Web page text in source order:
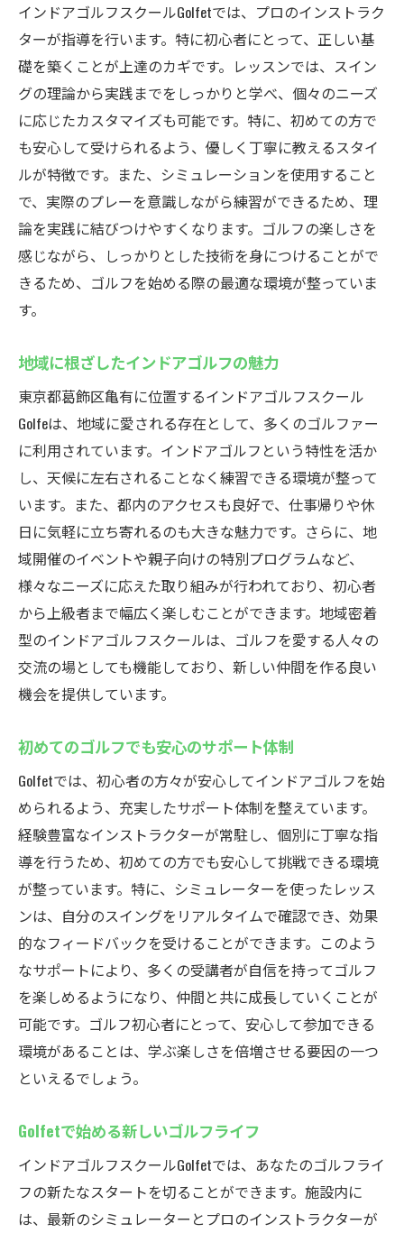
インドアゴルフスクールGolfetでは、プロのインストラク
ターが指導を行います。特に初心者にとって、正しい基
礎を築くことが上達のカギです。レッスンでは、スイン
グの理論から実践までをしっかりと学べ、個々のニーズ
に応じたカスタマイズも可能です。特に、初めての方で
も安心して受けられるよう、優しく丁寧に教えるスタイ
ルが特徴です。また、シミュレーションを使用すること
で、実際のプレーを意識しながら練習ができるため、理
論を実践に結びつけやすくなります。ゴルフの楽しさを
感じながら、しっかりとした技術を身につけることがで
きるため、ゴルフを始める際の最適な環境が整っていま
す。
地域に根ざしたインドアゴルフの魅力
東京都葛飾区亀有に位置するインドアゴルフスクール
Golfeは、地域に愛される存在として、多くのゴルファー
に利用されています。インドアゴルフという特性を活か
し、天候に左右されることなく練習できる環境が整って
います。また、都内のアクセスも良好で、仕事帰りや休
日に気軽に立ち寄れるのも大きな魅力です。さらに、地
域開催のイベントや親子向けの特別プログラムなど、
様々なニーズに応えた取り組みが行われており、初心者
から上級者まで幅広く楽しむことができます。地域密着
型のインドアゴルフスクールは、ゴルフを愛する人々の
交流の場としても機能しており、新しい仲間を作る良い
機会を提供しています。
初めてのゴルフでも安心のサポート体制
Golfetでは、初心者の方々が安心してインドアゴルフを始
められるよう、充実したサポート体制を整えています。
経験豊富なインストラクターが常駐し、個別に丁寧な指
導を行うため、初めての方でも安心して挑戦できる環境
が整っています。特に、シミュレーターを使ったレッス
ンは、自分のスイングをリアルタイムで確認でき、効果
的なフィードバックを受けることができます。このよう
なサポートにより、多くの受講者が自信を持ってゴルフ
を楽しめるようになり、仲間と共に成長していくことが
可能です。ゴルフ初心者にとって、安心して参加できる
環境があることは、学ぶ楽しさを倍増させる要因の一つ
といえるでしょう。
Golfetで始める新しいゴルフライフ
インドアゴルフスクールGolfetでは、あなたのゴルフライ
フの新たなスタートを切ることができます。施設内に
は、最新のシミュレーターとプロのインストラクターが